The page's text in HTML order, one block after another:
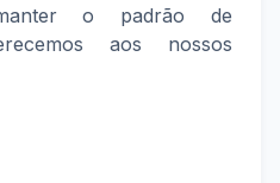
o padrão de
aos nossos